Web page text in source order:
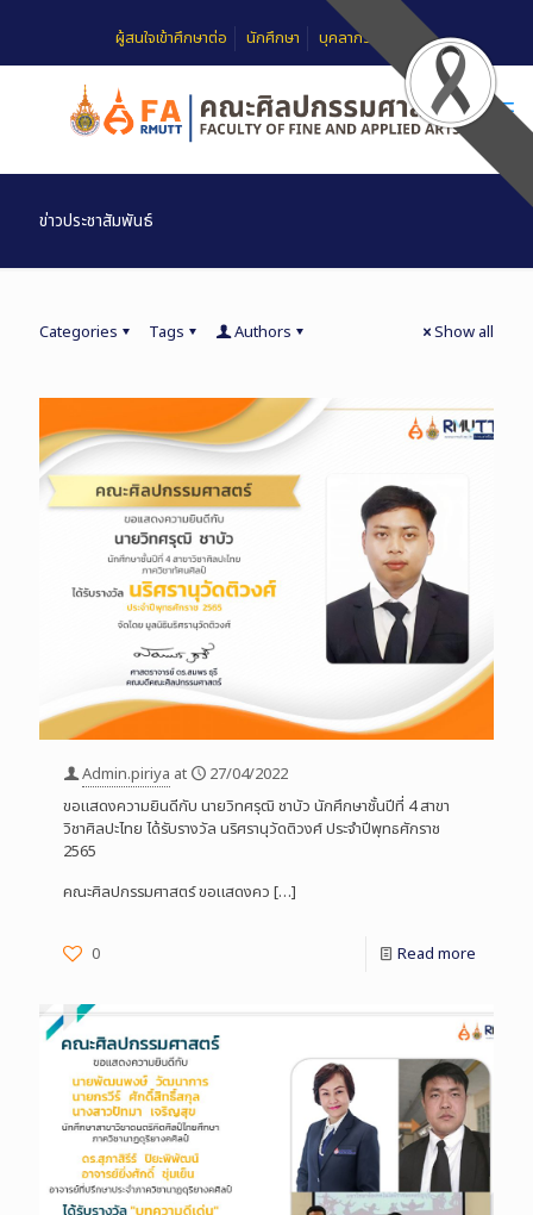
ผู้สนใจเข้าศึกษาต่อ นักศึกษา บุคลากร
ข่าวประชาสัมพันธ์
Categories Tags Authors Show all
Admin.piriya at
27/04/2022
ขอแสดงความยินดีกับ นายวิทศรุฒิ ชาบัว นักศึกษาชั้นปีที่ 4 สาขา
วิชาศิลปะไทย ได้รับรางวัล นริศรานุวัดติวงศ์ ประจำปีพุทธศักราช
2565
คณะศิลปกรรมศาสตร์ ขอแสดงคว […]
0 Read more